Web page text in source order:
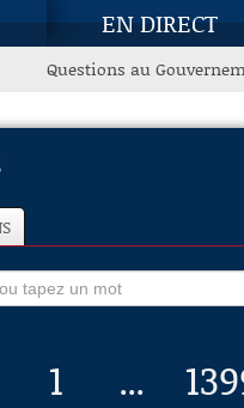
EN DIRECT
Questions au
1 ...